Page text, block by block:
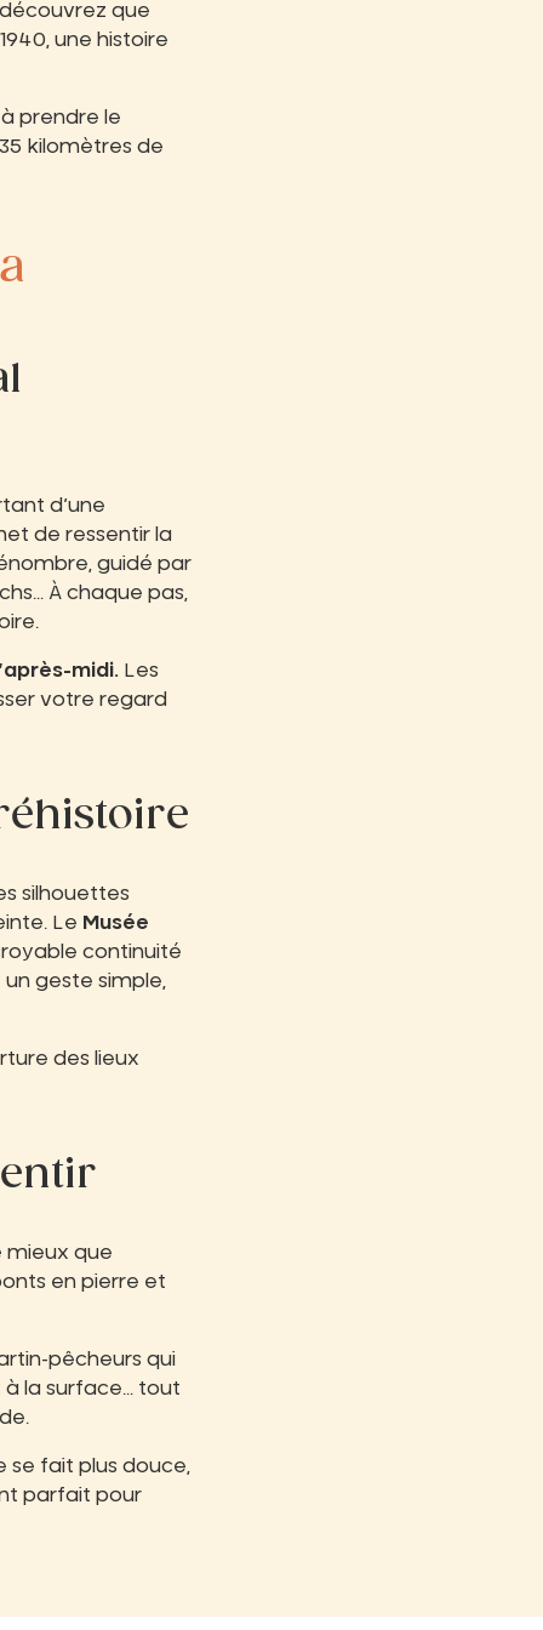
que
une histoire
à prendre le
kilomètres de
d’une
de ressentir la
guidé par
À chaque pas,
midi. Les
votre regard
silhouettes
Le Musée
continuité
geste simple,
des lieux
mieux que
en pierre et
pêcheurs qui
à la surface… tout
se fait plus douce,
parfait pour